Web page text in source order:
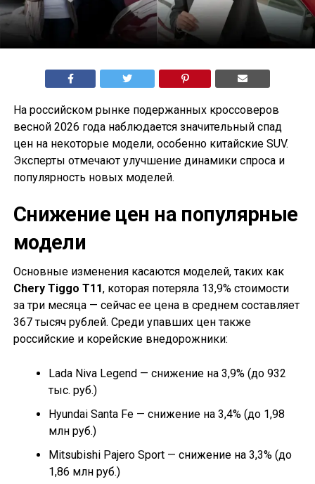
На российском рынке подержанных кроссоверов
весной 2026 года наблюдается значительный спад
цен на некоторые модели, особенно китайские SUV.
Эксперты отмечают улучшение динамики спроса и
популярность новых моделей.
Снижение цен на популярные
модели
Основные изменения касаются моделей, таких как
Chery Tiggo T11, которая потеряла 13,9% стоимости
за три месяца — сейчас ее цена в среднем составляет
367 тысяч рублей. Среди упавших цен также
российские и корейские внедорожники:
Lada Niva Legend — снижение на 3,9% (до 932
тыс. руб.)
Hyundai Santa Fe — снижение на 3,4% (до 1,98
млн руб.)
Mitsubishi Pajero Sport — снижение на 3,3% (до
1,86 млн руб.)